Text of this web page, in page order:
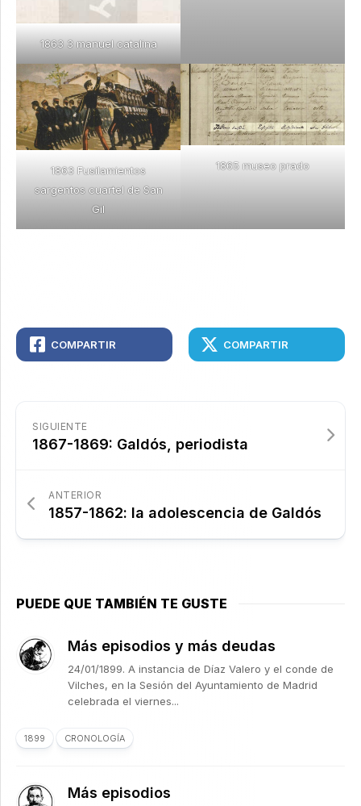
1863 3 manuel catalina
1863 Fusilamientos
sargentos cuartel de San
Gil
1865 museo prado
COMPARTIR COMPARTIR
SIGUIENTE
1867-1869: Galdós, periodista
ANTERIOR
1857-1862: la adolescencia de Galdós
PUEDE QUE TAMBIÉN TE GUSTE
Más episodios y más deudas
24/01/1899. A instancia de Díaz Valero y el conde de
Vilches, en la Sesión del Ayuntamiento de Madrid
celebrada el viernes...
1899 CRONOLOGÍA
Más episodios